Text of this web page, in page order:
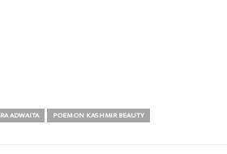
ADWAITA
POEM ON KASHMIR BEAUTY